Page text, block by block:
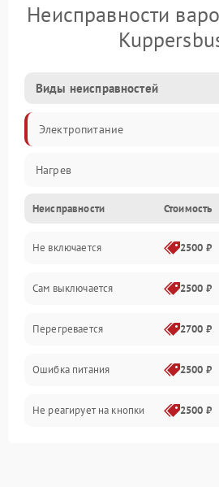
Неисправности
Виды неисправностей
Электропитание
Нагрев
Неисправности Стоимость
Не включается 2500 ₽
Сам выключается 2500 ₽
Перегревается 2700 ₽
Ошибка питания 2500 ₽
Не реагирует на кнопки 2500 ₽